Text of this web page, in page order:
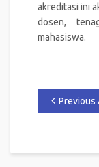
akreditasi ini
dosen,
mahasiswa.
Previous